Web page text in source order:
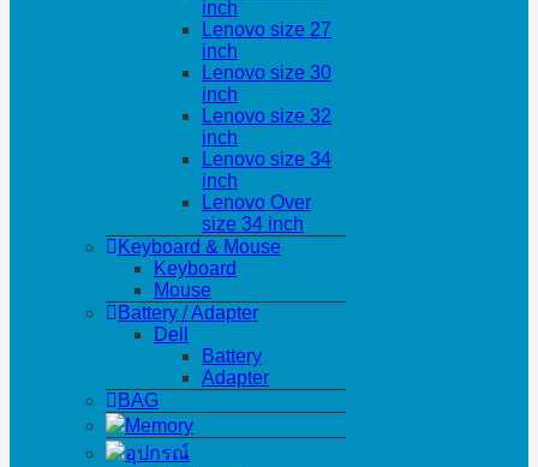
inch
Lenovo size 27
inch
Lenovo size 30
inch
Lenovo size 32
inch
Lenovo size 34
inch
Lenovo Over
size 34 inch
Keyboard & Mouse
Keyboard
Mouse
Battery / Adapter
Dell
Battery
Adapter
BAG
Memory
อุปกรณ์